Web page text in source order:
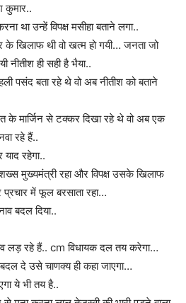
कुमार..
था उन्हें विपक्ष मसीहा बताने लगा..
के खिलाफ थी वो खत्म हो गयी… जनता जो
नीतीश ही सही है भैया..
पसंद बता रहे थे वो अब नीतीश को बताने
के मार्जिन से टक्कर दिखा रहे थे वो अब एक
रहे हैं..
याद रहेगा..
मुख्यमंत्री रहा और विपक्ष उसके खिलाफ
में फूल बरसाता रहा…
बदल दिया..
लड़ रहे हैं.. cm विधायक दल तय करेगा…
दे उसे चाणक्य ही कहा जाएगा…
ये भी तय है..